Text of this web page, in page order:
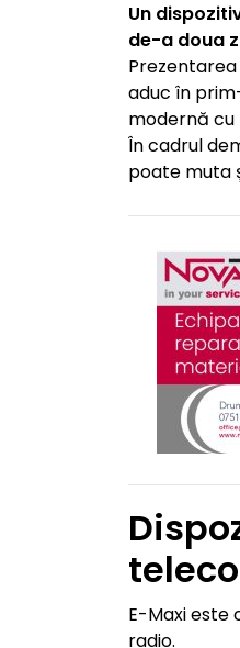
Un
de-a doua
aduc în
modernă cu
În cadrul
poate muta
E-Maxi
radio.